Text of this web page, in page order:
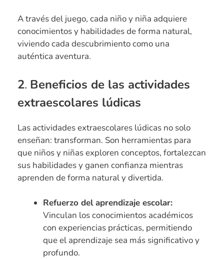
A través del juego, cada niño y niña adquiere
conocimientos y habilidades de forma natural,
viviendo cada descubrimiento como una
auténtica aventura.
2. Beneficios de las actividades
extraescolares lúdicas
Las actividades extraescolares lúdicas no solo
enseñan: transforman. Son herramientas para
que niños y niñas exploren conceptos, fortalezcan
sus habilidades y ganen confianza mientras
aprenden de forma natural y divertida.
Refuerzo del aprendizaje escolar:
Vinculan los conocimientos académicos
con experiencias prácticas, permitiendo
que el aprendizaje sea más significativo y
profundo.